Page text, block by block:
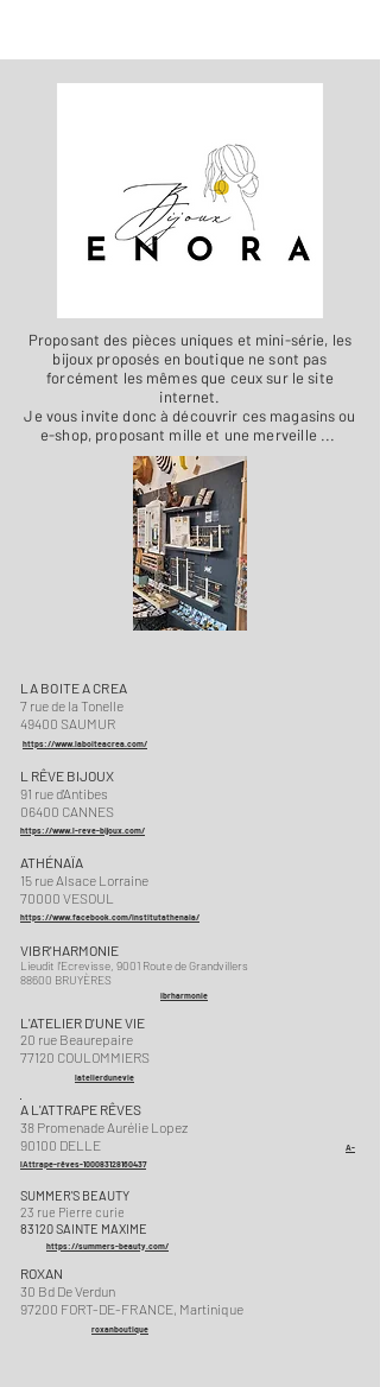
Proposant des pièces uniques et mini-série, les
bijoux proposés en boutique ne sont pas
forcément les mêmesque ceux sur le site
internet.
Je vous invite donc à découvrir ces magasins ou
e-shop, proposant mille et une merveille ...
LA BOITE A CREA
7 rue de la Tonelle
49400 SAUMUR
https://www.laboiteacrea.com/
L RÊVE BIJOUX
91 rue d'Antibes
06400 CANNES
https://www.l-reve-bijoux.com/
ATHÉNAÏA
15 rue Alsace Lorraine
70000 VESOUL
https://www.facebook.com/institutathenaia/
VIBR'HARMONIE
Lieudit l'Ecrevisse, 9001 Route de Grandvillers
88600 BRUYÈRES
ibrharmonie
L'ATELIER D'UNE VIE
20 rue Beaurepaire
77120 COULOMMIERS
latelierdunevie
A L'ATTRAPE RÊVES
38 Promenade Aurélie Lopez
90100 DELLE
A-
lAttrape-rêves-100083128160437
SUMMER'S BEAUTY
23 rue Pierre curie
83120 SAINTE MAXIME
https://summers-beauty.com/
ROXAN
30 Bd De Verdun
97200 FORT-DE-FRANCE, Martinique
roxanboutique